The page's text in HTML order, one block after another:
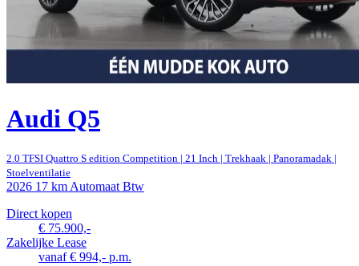
Audi Q5
2.0 TFSI Quattro S edition Competition | 21 Inch | Trekhaak | Panoramadak |
Stoelventilatie
2026 17 km Automaat Btw
Direct kopen
€ 75.900,-
Zakelijke Lease
vanaf € 994,- p.m.